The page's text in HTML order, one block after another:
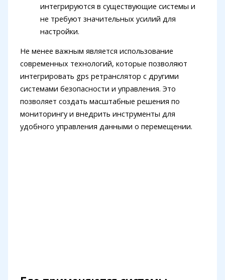
интегрируются в существующие системы и
не требуют значительных усилий для
настройки.
Не менее важным является использование
современных технологий, которые позволяют
интегрировать gps ретранслятор с другими
системами безопасности и управления. Это
позволяет создать масштабные решения по
мониторингу и внедрить инструменты для
удобного управления данными о перемещении.